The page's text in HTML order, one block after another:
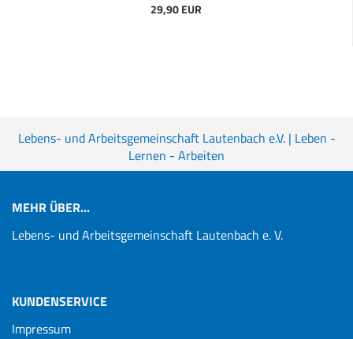
29,90 EUR
Lebens- und Arbeitsgemeinschaft Lautenbach e.V. | Leben -
Lernen - Arbeiten
MEHR ÜBER...
Lebens- und Arbeitsgemeinschaft Lautenbach e. V.
KUNDENSERVICE
Impressum